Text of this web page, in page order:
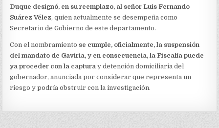
Duque designó, en su reemplazo, al señor Luis Fernando
Suárez Vélez, quien actualmente se desempeña como
Secretario de Gobierno de este departamento.
Con el nombramiento se cumple, oficialmente, la suspensión
del mandato de Gaviria, y en consecuencia, la Fiscalía puede
ya proceder con la captura y detención domiciliaria del
gobernador, anunciada por considerar que representa un
riesgo y podría obstruir con la investigación.